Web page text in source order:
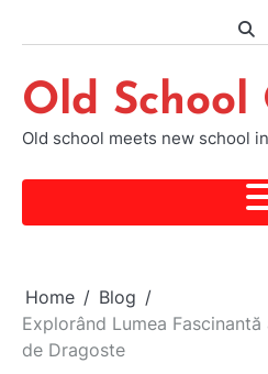
Old School
Old school meets new school
Home
Blog
Explorând Lumea
de Dragoste